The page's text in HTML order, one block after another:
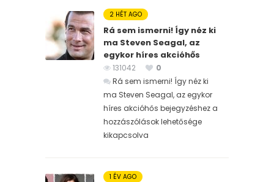
2 HÉT AGO
Rá sem ismerni! Így néz ki
ma Steven Seagal, az
egykor híres akcióhős
131042
0
Rá sem ismerni! Így néz ki
ma Steven Seagal, az egykor
híres akcióhős bejegyzéshez a
hozzászólások lehetősége
kikapcsolva
1 ÉV AGO